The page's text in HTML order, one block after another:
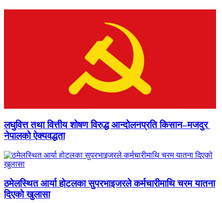
लघुवित्त तथा वित्तीय शोषण विरुद्ध आन्दोलनप्रति किसान–मजदुर
नेपालको ऐक्यवद्धता
ठमेलस्थित आर्या होटलका सुपरभाइजरले कर्मचारीमाथि चरम यातना
दिएको खुलासा